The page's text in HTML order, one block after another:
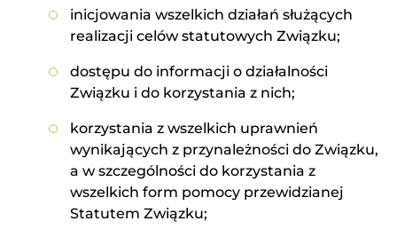
inicjowania wszelkich działań służących
realizacji celów statutowych Związku;
dostępu do informacji o działalności
Związku i do korzystania z nich;
korzystania z wszelkich uprawnień
wynikających z przynależności do Związku,
a w szczególności do korzystania z
wszelkich form pomocy przewidzianej
Statutem Związku;